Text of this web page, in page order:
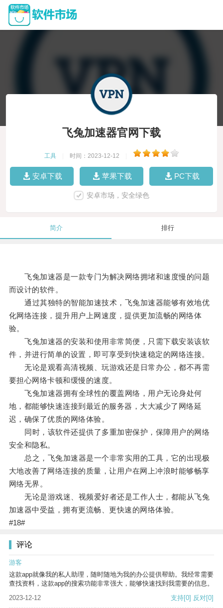
飞兔加速器官网下载
工具 时间：2023-12-12
安卓下载 苹果下载 PC下载
安卓市场，安全绿色
简介 排行
飞兔加速器是一款专门为解决网络拥堵和速度慢的问题
而设计的软件。
通过其独特的智能加速技术，飞兔加速器能够有效地优
化网络连接，提升用户上网速度，提供更加流畅的网络体
验。
飞兔加速器的安装和使用非常简便，只需下载安装该软
件，并进行简单的设置，即可享受到快速稳定的网络连接。
无论是观看高清视频、玩游戏还是日常办公，都不再需
要担心网络卡顿和缓慢的速度。
飞兔加速器拥有全球性的覆盖网络，用户无论身处何
地，都能够快速连接到最近的服务器，大大减少了网络延
迟，确保了优质的网络体验。
同时，该软件还提供了多重加密保护，保障用户的网络
安全和隐私。
总之，飞兔加速器是一个非常实用的工具，它的出现极
大地改善了网络连接的质量，让用户在网上冲浪时能够畅享
网络无界。
无论是游戏迷、视频爱好者还是工作人士，都能从飞兔
加速器中受益，拥有更流畅、更快速的网络体验。
#18#
评论
游客
这款app就像我的私人助理，随时随地为我的办公提供帮助。我经常需要
查找资料，这款app的搜索功能非常强大，能够快速找到我需要的信息。
2023-12-12
支持[0] 反对[0]